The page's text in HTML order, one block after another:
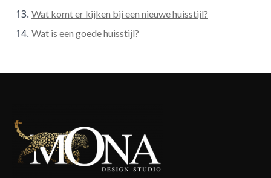
Wat komt er kijken bij een nieuwe huisstijl?
Wat is een goede huisstijl?